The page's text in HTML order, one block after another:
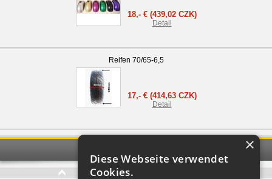
18,- € (439,02 CZK)
Detail
Reifen 70/65-6,5
17,- € (414,63 CZK)
Detail
×
Diese Webseite verwendet
Cookies.